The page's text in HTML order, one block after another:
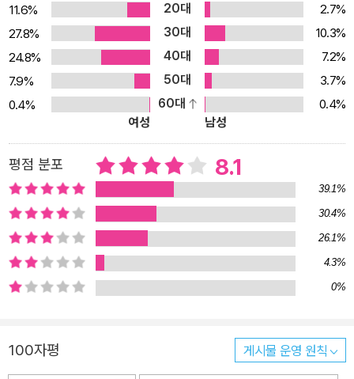
정이나 생각을 지나치게 폄하해왔다면 꿈은 반대의 모습을 보여줌으
로써 내면의 균형을 꾀하는 것이다. 일례로 꿈에서 이가 빠지는 것은
단순히 누군가의 죽음을 의미하는 것이 아니라 현재 자신의 모습에
의구심이 들거나 정체성에 혼란이 생기는 등, 정서적 성장을 위한 난
관에 봉착할 때 주로 등장하는 꿈인 셈이다. 이처럼 꿈은 허무맹랑한
판타지가 아닌 심리가 안고 있는 문제의 본질이다. 따라서 무심히 흘
려버릴 수 있는 꿈을 잘 들여다보는 것만으로도 우리는 내면의 욕구
에 대해 적절한 방어 태세를 갖추며 성숙한 자아를 확보할 수 있게 된
다. [ 출판사 리뷰] “꿈은 무의식 속에 숨어 있는 지혜로운 노인의 조
언이다.” 온 국민의 정신 건강 멘토, 김현철 원장이 안내하는 꿈속 원
더랜드로의 무한 질주! 인간은 사회적인 동물이다. 의식이 깨어 있는
시간에는 자신을 다양하게 포장할 수 있다. 싫어도 좋은 척, 곤란해도
괜찮은 척, 체면이라는 옷을 입고 제 속을 숨긴다. 하지만 밤이 되어
찾아오는 꿈의 습격은 그 누구라도 피해갈 수 없다. 꿈은 무방비상태
낸 인화지 안에는 우리가 평소 무슨 생각을 하는지, 어디가 아픈지, 무
엇을 애써 감추고 부정하려 하는지가 고스란히 담겨 있다. 무의식은
11.6%
20대
2.7%
27.8%
30대
10.3%
24.8%
40대
7.2%
7.9%
50대
3.7%
0.4%
60대
0.4%
여성
남성
평점 분포 8.1
39.1%
30.4%
26.1%
4.3%
0%
100자평 게시물 운영 원칙